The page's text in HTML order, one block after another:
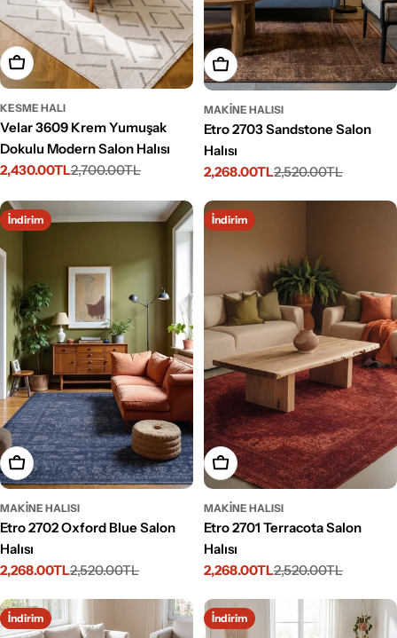
Seçenekleri Belirleyin
KESME HALI
Velar 3609 Krem Yumuşak
Dokulu Modern Salon Halısı
İndirimli
2,430.00TL
Normal
2,700.00TL
Seçenekleri Belirleyin
MAKINE HALISI
Etro 2703 Sandstone Salon
Halısı
İndirimli
2,268.00TL
Normal
2,520.00TL
İndirim
Seçenekleri Belirleyin
MAKINE HALISI
Etro 2702 Oxford Blue Salon
Halısı
İndirimli
2,268.00TL
Normal
2,520.00TL
İndirim
Seçenekleri Belirleyin
MAKINE HALISI
Etro 2701 Terracota Salon
Halısı
İndirimli
2,268.00TL
Normal
2,520.00TL
İndirim İndirim